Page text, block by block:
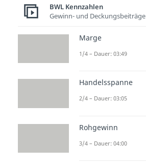
BWL Kennzahlen
Gewinn- und Deckungsbeiträge
Marge
1/4 – Dauer: 03:49
Handelsspanne
2/4 – Dauer: 03:05
Rohgewinn
3/4 – Dauer: 04:00